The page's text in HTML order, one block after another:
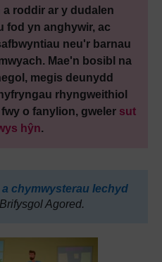
roddir ar y dudalen
fod yn anghywir, ac
neu'r barnau
Mae'n bosibl na
megis deunydd
rhyngweithiol
o fanylion, gweler sut
hŷn.
chymwysterau Iechyd
Agored.